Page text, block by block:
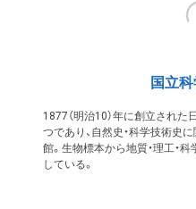
国立
1877（明治10）年に創立され
つであり、自然史・科学技術史
館。生物標本から地質・理工・
している。